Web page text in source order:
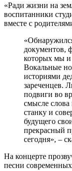
«Ради жизни на
воспитанники
вместе с
документов,
которых мы
Вокальные
историями
зареченцев.
подвиги во
смысле слова
станку и
будущего
прекрасный
сегодня», –
На концерте
песни